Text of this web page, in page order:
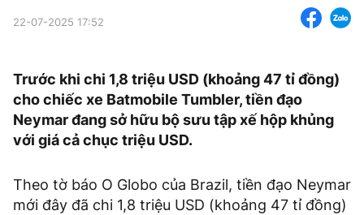
22-07-2025 17:52
Trước khi chi 1,8 triệu USD (khoảng 47 tỉ đồng)
cho chiếc xe Batmobile Tumbler, tiền đạo
Neymar đang sở hữu bộ sưu tập xế hộp khủng
với giá cả chục triệu USD.
Theo tờ báo O Globo của Brazil, tiền đạo Neymar
mới đây đã chi 1,8 triệu USD (khoảng 47 tỉ đồng)